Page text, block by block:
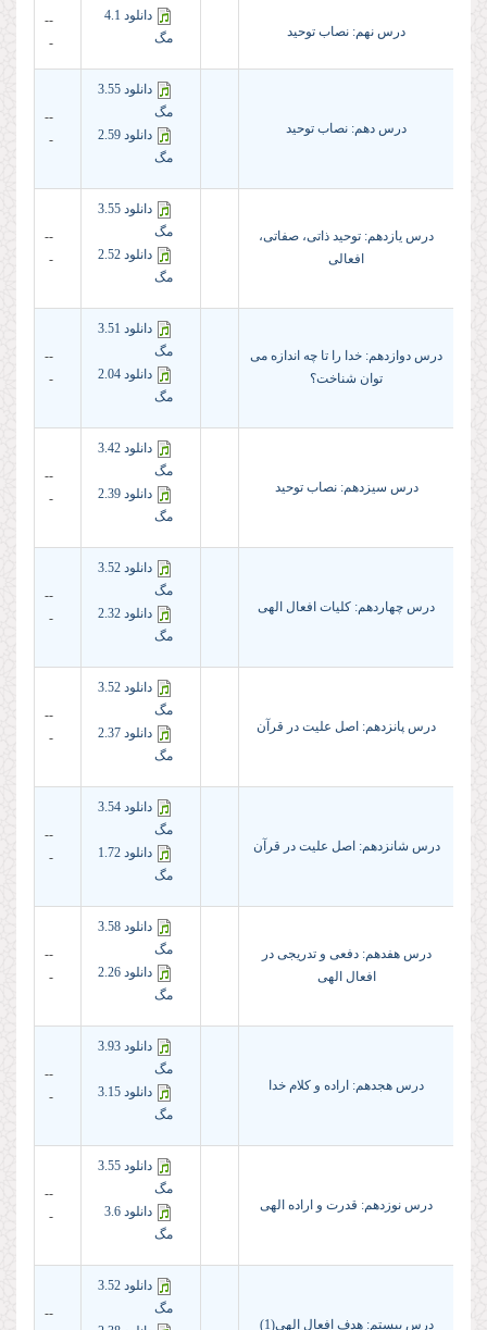
درس نهم: نصاب توحید
دانلود 4.1
مگ
--
-
درس دهم: نصاب توحید
دانلود 3.55
مگ
دانلود 2.59
مگ
--
-
درس یازدهم: توحید ذاتى، صفاتى،
افعالى
دانلود 3.55
مگ
دانلود 2.52
مگ
--
-
درس دوازدهم: خدا را تا چه اندازه مى
توان شناخت؟
دانلود 3.51
مگ
دانلود 2.04
مگ
--
-
درس سیزدهم: نصاب توحید
دانلود 3.42
مگ
دانلود 2.39
مگ
--
-
درس چهاردهم: كلیات افعال الهى
دانلود 3.52
مگ
دانلود 2.32
مگ
--
-
درس پانزدهم: اصل علیت در قرآن
دانلود 3.52
مگ
دانلود 2.37
مگ
--
-
درس شانزدهم: اصل علیت در قرآن
دانلود 3.54
مگ
دانلود 1.72
مگ
--
-
درس هفدهم: دفعى و تدریجى در
افعال الهى
دانلود 3.58
مگ
دانلود 2.26
مگ
--
-
درس هجدهم: اراده و كلام خدا
دانلود 3.93
مگ
دانلود 3.15
مگ
--
-
درس نوزدهم: قدرت و اراده الهى
دانلود 3.55
مگ
دانلود 3.6
مگ
--
-
درس بیستم: هدف افعال الهی(1)
دانلود 3.52
مگ
--